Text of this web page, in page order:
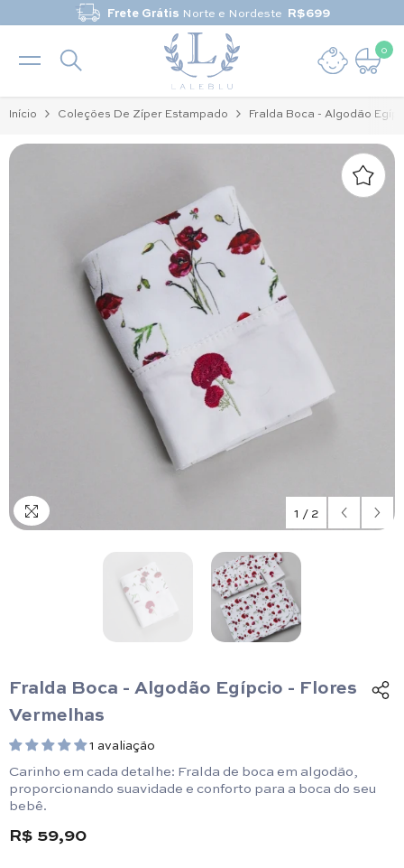
Pular para o conteúdo
Frete Grátis Norte e Nordeste R$699
0
0
Início Coleções De Zíper Estampado Fralda Boca - Algodão
1 / 2
Fralda Boca - Algodão Egípcio - Flores
Vermelhas
1 avaliação
Carinho em cada detalhe: Fralda de boca em algodão,
proporcionando suavidade e conforto para a boca do seu
bebê.
R$ 59,90